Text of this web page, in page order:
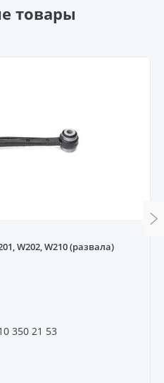
товары
W202, W210 (развала)
350 21 53